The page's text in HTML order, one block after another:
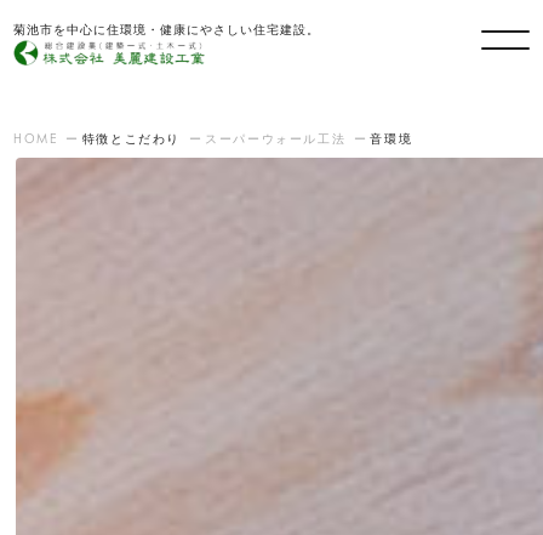
菊池市を中心に住環境・健康にやさしい住宅建設。
HOME 特徴とこだわり スーパーウォール工法 音環境